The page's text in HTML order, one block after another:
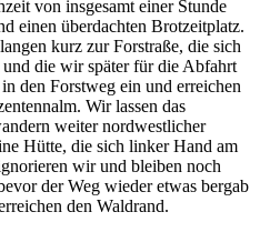
von insgesamt einer Stunde
einen überdachten Brotzeitplatz.
kurz zur Forstraße, die sich
die wir später für die Abfahrt
den Forstweg ein und erreichen
Wir lassen das
weiter nordwestlicher
Hütte, die sich linker Hand am
wir und bleiben noch
der Weg wieder etwas bergab
den Waldrand.